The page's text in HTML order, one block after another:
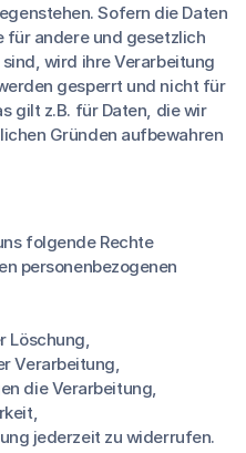
Sofern die Daten
für andere und gesetzlich
wird ihre Verarbeitung
gesperrt und nicht für
gilt z.B. für Daten, die wir
Gründen aufbewahren
folgende Rechte
personenbezogenen
Löschung,
Verarbeitung,
die Verarbeitung,
jederzeit zu widerrufen.